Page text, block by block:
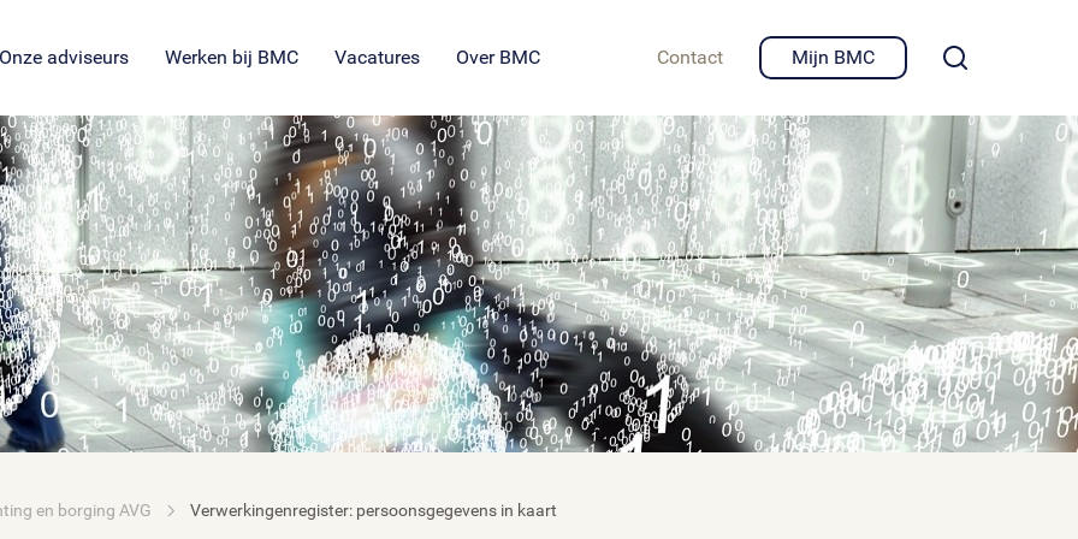
Onze adviseurs Werken bij BMC Vacatures Over BMC
Contact
Mijn BMC
en borging AVG Verwerkingenregister: persoonsgegevens in kaart